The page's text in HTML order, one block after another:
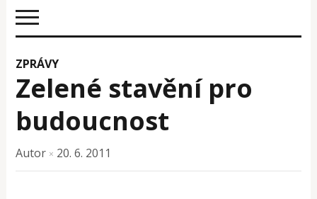
ZPRÁVY
Zelené stavění pro
budoucnost
Autor × 20. 6. 2011